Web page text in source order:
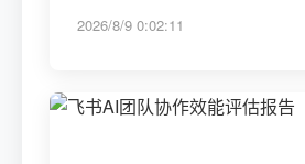
2026/8/9 0:02:11